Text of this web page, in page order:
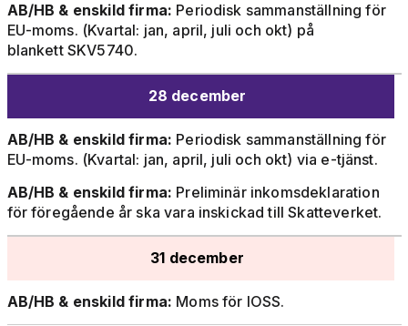
AB/HB & enskild firma: Periodisk sammanställning för
EU-moms. (Kvartal: jan, april, juli och okt) på
blankett SKV5740.
28 december
AB/HB & enskild firma: Periodisk sammanställning för
EU-moms. (Kvartal: jan, april, juli och okt) via e-tjänst.
AB/HB & enskild firma: Preliminär inkomsdeklaration
för föregående år ska vara inskickad till Skatteverket.
31 december
AB/HB & enskild firma: Moms för IOSS.